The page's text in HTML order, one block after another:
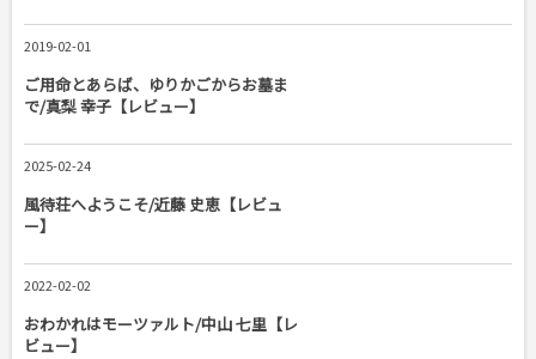
2019-02-01
ご用命とあらば、ゆりかごからお墓ま
で/真梨 幸子【レビュー】
2025-02-24
風待荘へようこそ/近藤 史恵【レビュ
ー】
2022-02-02
おわかれはモーツァルト/中山 七里【レ
ビュー】